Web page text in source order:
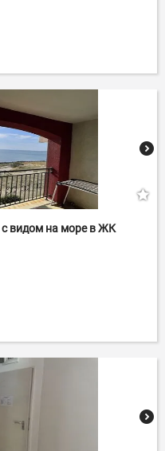
с видом на море в ЖК